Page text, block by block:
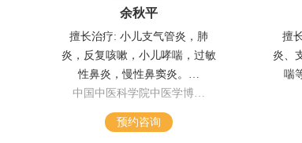
余秋平
擅长治疗: 小儿支气管炎，肺
炎，反复咳嗽，小儿哮喘，过敏
性鼻炎，慢性鼻窦炎。…
中国中医科学院中医学博…
预约咨询
擅
炎、
喘